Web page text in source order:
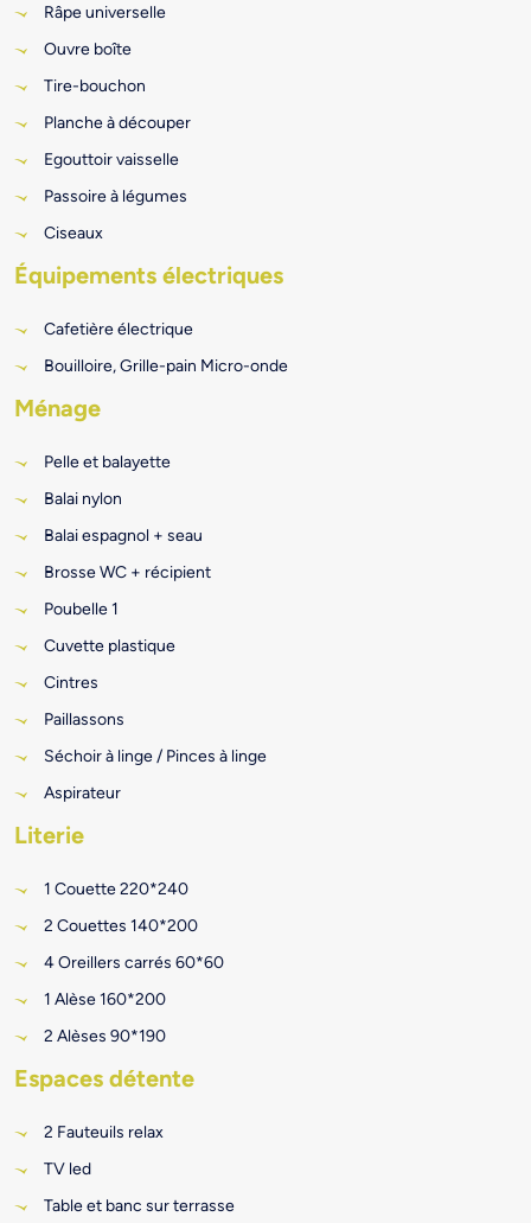
Râpe universelle
Ouvre boîte
Tire-bouchon
Planche à découper
Egouttoir vaisselle
Passoire à légumes
Ciseaux
Équipements électriques
Cafetière électrique
Bouilloire, Grille-pain Micro-onde
Ménage
Pelle et balayette
Balai nylon
Balai espagnol + seau
Brosse WC + récipient
Poubelle 1
Cuvette plastique
Cintres
Paillassons
Séchoir à linge / Pinces à linge
Aspirateur
Literie
1 Couette 220*240
2 Couettes 140*200
4 Oreillers carrés 60*60
1 Alèse 160*200
2 Alèses 90*190
Espaces détente
2 Fauteuils relax
TV led
Table et banc sur terrasse